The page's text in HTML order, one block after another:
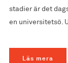
stadier är det
en universitetsö.
Läs mera